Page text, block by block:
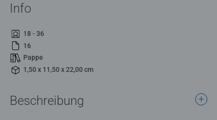
Info
18 - 36
16
Pappe
1,50 x 11,50 x 22,00 cm
Beschreibung